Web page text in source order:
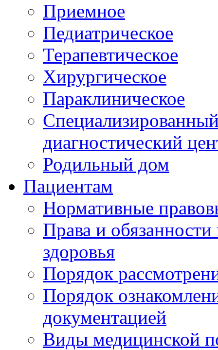
Приемное
Педиатрическое
Терапевтическое
Хирургическое
Параклиническое
диагностический
Родильный дом
Пациентам
Нормативные
Права и
здоровья
Порядок
Порядок
документацией
Виды медицинской